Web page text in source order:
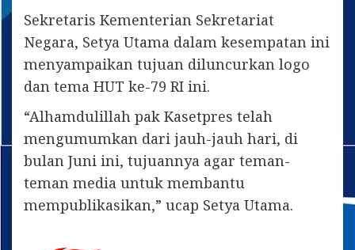
Sekretaris Kementerian Sekretariat
Negara, Setya Utama dalam kesempatan ini
menyampaikan tujuan diluncurkan logo
dan tema HUT ke-79 RI ini.
“Alhamdulillah pak Kasetpres telah
mengumumkan dari jauh-jauh hari, di
bulan Juni ini, tujuannya agar teman-
teman media untuk membantu
mempublikasikan,” ucap Setya Utama.